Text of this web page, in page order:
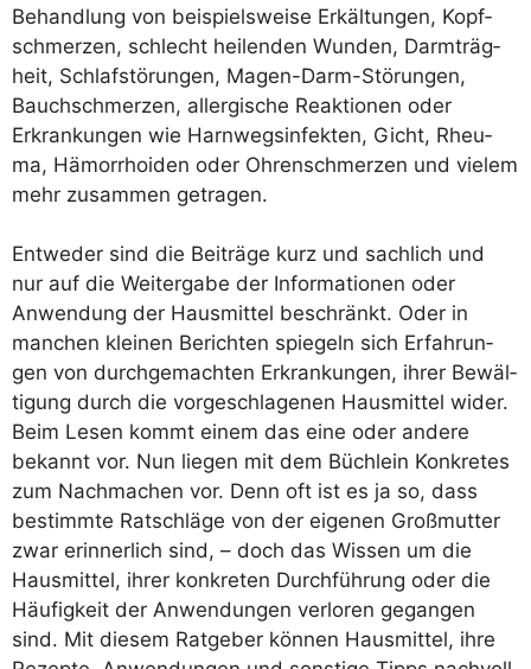
Behand­lung von bei­spiels­wei­se Erkäl­tun­gen, Kopf­
schmer­zen, schlecht hei­len­den Wun­den, Darm­träg­
heit, Schlaf­stö­run­gen, Magen-Darm-Stö­run­gen,
Bauch­schmer­zen, all­er­gi­sche Reak­tio­nen oder
Erkran­kun­gen wie Harn­wegs­in­fek­ten, Gicht, Rheu­
ma, Hämor­rhoi­den oder Ohren­schmer­zen und vie­lem
mehr zusam­men getragen.
Ent­we­der sind die Bei­trä­ge kurz und sach­lich und
nur auf die Wei­ter­ga­be der Infor­ma­tio­nen oder
Anwen­dung der Haus­mit­tel beschränkt. Oder in
man­chen klei­nen Berich­ten spie­geln sich Erfah­run­
gen von durch­ge­mach­ten Erkran­kun­gen, ihrer Bewäl­
ti­gung durch die vor­ge­schla­ge­nen Haus­mit­tel wider.
Beim Lesen kommt einem das eine oder ande­re
bekannt vor. Nun lie­gen mit dem Büch­lein Kon­kre­tes
zum Nach­ma­chen vor. Denn oft ist es ja so, dass
bestimm­te Rat­schlä­ge von der eige­nen Groß­mutter
zwar erin­ner­lich sind, – doch das Wis­sen um die
Haus­mit­tel, ihrer kon­kre­ten Durch­füh­rung oder die
Häu­fig­keit der Anwen­dun­gen ver­lo­ren gegan­gen
sind. Mit die­sem Rat­ge­ber kön­nen Haus­mit­tel, ihre